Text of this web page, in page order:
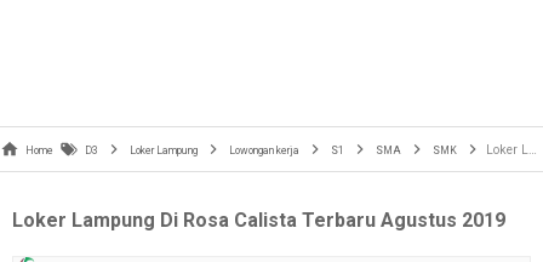
Home D3 Loker Lampung Lowongan kerja S1 SMA SMK Loker Lampung Di Rosa Calista Terbaru Agustus 2019
Loker Lampung Di Rosa Calista Terbaru Agustus 2019